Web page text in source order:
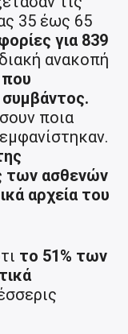
35 έως 65
για 839
ανακοπή
που
ποια
των ασθενών
αρχεία του
το 51% των